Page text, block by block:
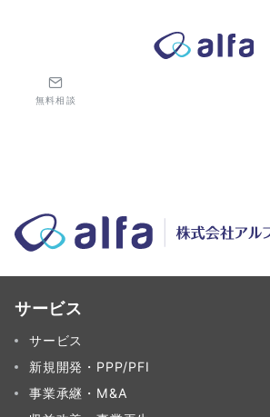
無料相談
株式会社アルファコンサルティング｜ホ
サービス
サービス
新規開発・PPP/PFI
事業承継・M&A